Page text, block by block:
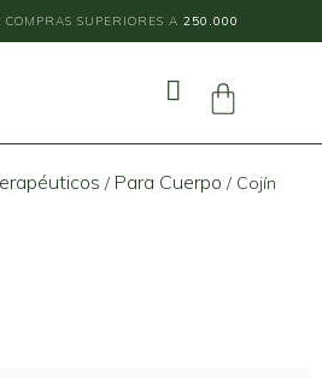
COMPRAS SUPERIORES A 250.000
/ Para Cuerpo / Cojín